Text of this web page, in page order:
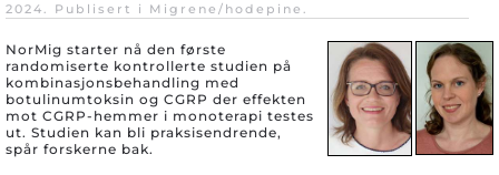
2024. Publisert i Migrene/hodepine .
NorMig starter nå den første
randomiserte kontrollerte studien på
kombinasjonsbehandling med
botulinumtoksin og CGRP der effekten
mot CGRP-hemmer i monoterapi testes
ut. Studien kan bli praksisendrende,
spår forskerne bak.